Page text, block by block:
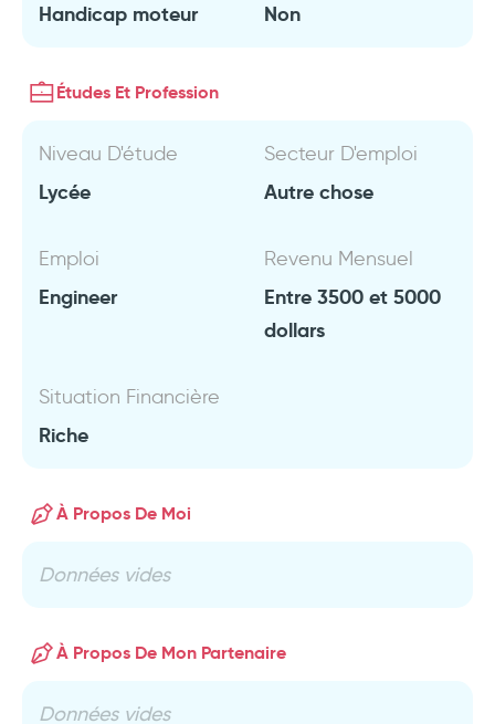
Handicap moteur Non
Études Et Profession
Niveau D'étude
Lycée
Secteur D'emploi
Autre chose
Emploi
Engineer
Revenu Mensuel
Entre 3500 et 5000
dollars
Situation Financière
Riche
À Propos De Moi
Données vides
À Propos De Mon Partenaire
Données vides